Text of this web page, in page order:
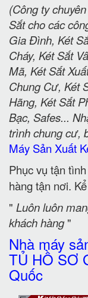
(Công ty
Sắt cho các
Gia Đình, Két
Cháy, Két Sắt
Mã, Két Sắt
Chung Cư, Két
Hãng, Két Sắt
Bạc, Safes...
trình chung cư,
Máy Sản Xuất
Phục vụ tận
hàng tận nơi.
" Luôn luôn
khách hàng"
Nhà máy
TỦ HỒ SƠ
Quốc